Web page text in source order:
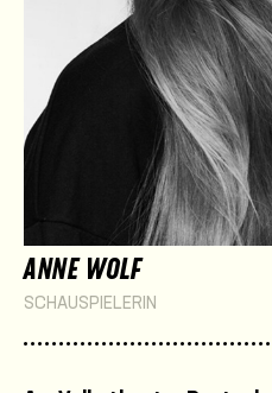
ANNE WOLF
SCHAUSPIELERIN